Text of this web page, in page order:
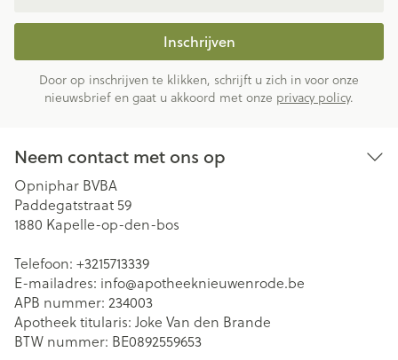
Inschrijven
Door op inschrijven te klikken, schrijft u zich in voor onze
nieuwsbrief en gaat u akkoord met onze privacy policy.
Neem contact met ons op
Opniphar BVBA
Paddegatstraat 59
1880 Kapelle-op-den-bos
Telefoon: +3215713339
E-mailadres: info@apotheeknieuwenrode.be
APB nummer: 234003
Apotheek titularis: Joke Van den Brande
BTW nummer: BE0892559653